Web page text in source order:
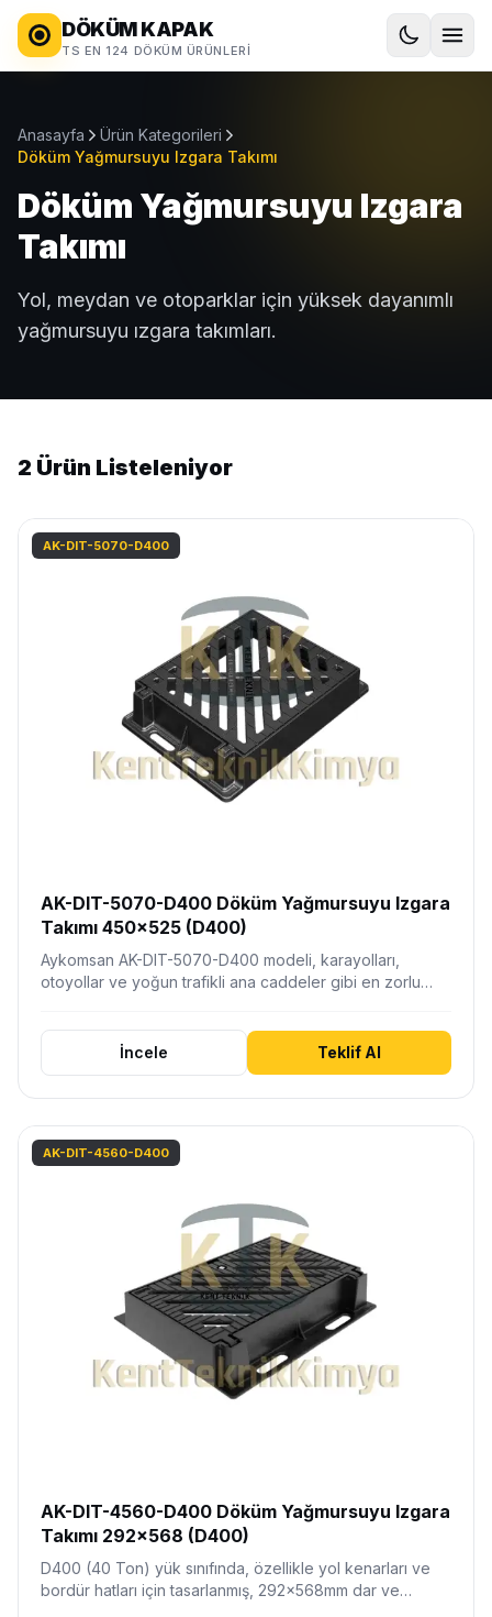
DÖKÜM KAPAK
TS EN 124 DÖKÜM ÜRÜNLERI
Anasayfa
Ürün Kategorileri
Döküm Yağmursuyu Izgara Takımı
Döküm Yağmursuyu Izgara
Takımı
Yol, meydan ve otoparklar için yüksek dayanımlı
yağmursuyu ızgara takımları.
2 Ürün Listeleniyor
AK-DIT-5070-D400
AK-DIT-5070-D400 Döküm Yağmursuyu Izgara
Takımı 450x525 (D400)
Aykomsan AK-DIT-5070-D400 modeli, karayolları,
otoyollar ve yoğun trafikli ana caddeler gibi en zorlu…
İncele Teklif Al
AK-DIT-4560-D400
AK-DIT-4560-D400 Döküm Yağmursuyu Izgara
Takımı 292x568 (D400)
D400 (40 Ton) yük sınıfında, özellikle yol kenarları ve
bordür hatları için tasarlanmış, 292x568mm dar ve…